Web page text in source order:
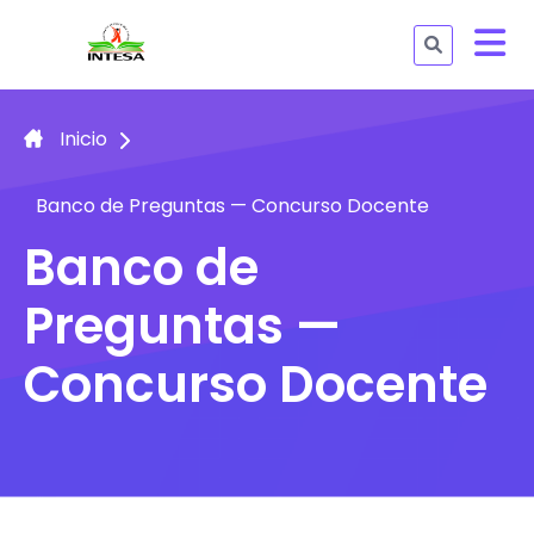
Inicio
Banco de Preguntas — Concurso Docente
Banco de
Preguntas —
Concurso Docente